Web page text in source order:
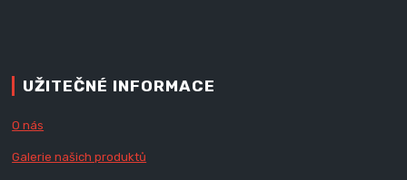
UŽITEČNÉ INFORMACE
O nás
Galerie našich produktů